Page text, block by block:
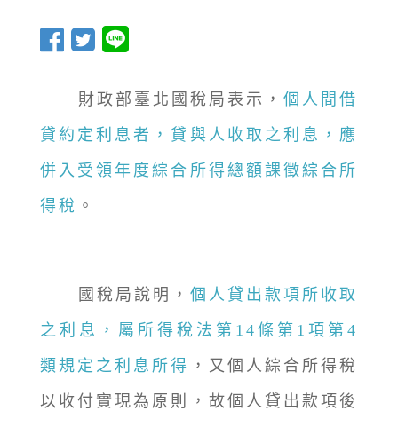
財政部臺北國稅局表示，個人間借
貸約定利息者，貸與人收取之利息，應
併入受領年度綜合所得總額課徵綜合所
得稅 。
國稅局說明，個人貸出款項所收取
之利息，屬所得稅法第14條第1項第4
類規定之利息所得 ，又個人綜合所得稅
以收付實現為原則，故個人貸出款項後